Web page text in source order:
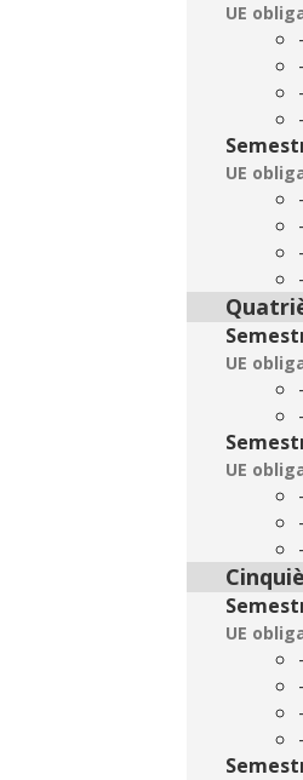
UE
-
-
-
-
UE
-
-
-
-
UE
-
-
UE
-
-
-
UE
-
-
-
-